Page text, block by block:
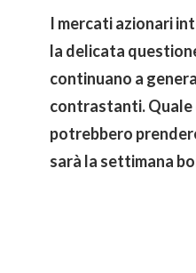
I mercati azionari
la delicata
continuano a
contrastanti. Quale
potrebbero
sarà la settimana